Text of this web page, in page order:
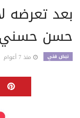
بعد تعرضه
حسن حسني
نبض فني منذ 7 أعوام